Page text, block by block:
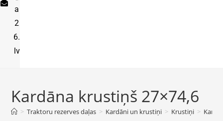
a
2
6.
lv
Kardāna krustiņš 27×74,6
> Traktoru rezerves daļas > Kardāni un krustiņi > Krustiņi >